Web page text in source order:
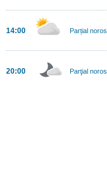
14:00 Parțial noros
20:00 Parţial noros